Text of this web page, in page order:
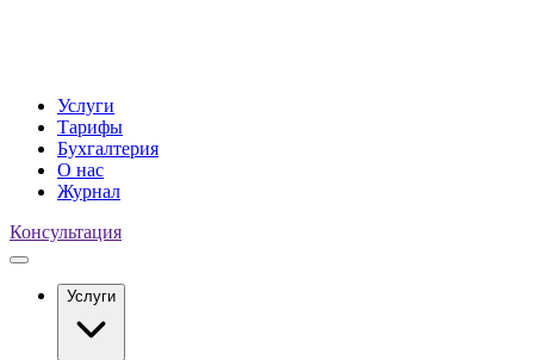
Услуги
Тарифы
Бухгалтерия
О нас
Журнал
Консультация
Услуги